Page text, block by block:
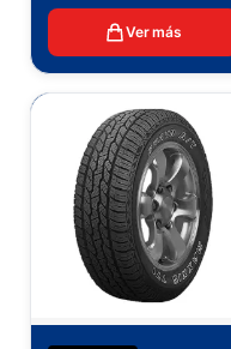
Ver más